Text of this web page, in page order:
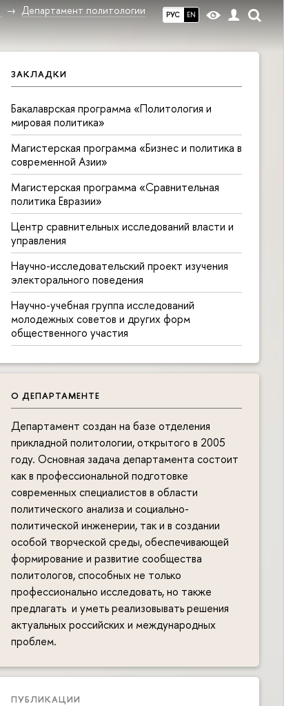
РУС EN
Департамент политологии
ЗАКЛАДКИ
Бакалаврская программа «Политология и
мировая политика»
Магистерская программа «Бизнес и политика в
современной Азии»
Магистерская программа «Сравнительная
политика Евразии»
Центр сравнительных исследований власти и
управления
Научно-исследовательский проект изучения
электорального поведения
Научно-учебная группа исследований
молодежных советов и других форм
общественного участия
О ДЕПАРТАМЕНТЕ
Департамент создан на базе отделения
прикладной политологии, открытого в 2005
году. Основная задача департамента состоит
как в профессиональной подготовке
современных специалистов в области
политического анализа и социально-
политической инженерии, так и в создании
особой творческой среды, обеспечивающей
формирование и развитие сообщества
политологов, способных не только
профессионально исследовать, но также
предлагать и уметь реализовывать решения
актуальных российских и международных
проблем.
ПУБЛИКАЦИИ